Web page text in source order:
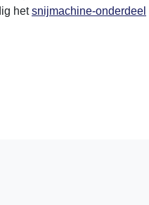
hetsnijmachine-onderdeel